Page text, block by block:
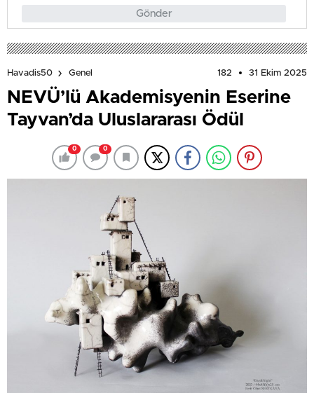
Gönder
Havadis50 Genel 182 31 Ekim 2025
NEVÜ’lü Akademisyenin Eserine
Tayvan’da Uluslararası Ödül
0 0